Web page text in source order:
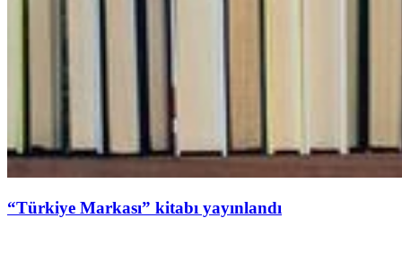
“Türkiye Markası” kitabı yayınlandı